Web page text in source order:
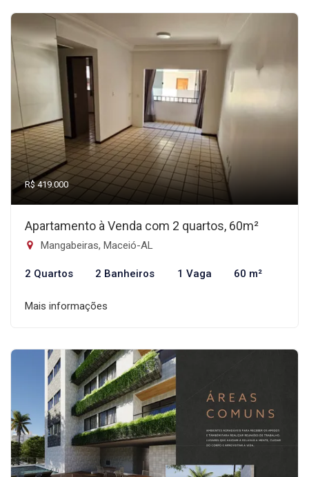
R$ 419.000
Apartamento à Venda com 2 quartos, 60m²
Mangabeiras, Maceió-AL
2 Quartos 2 Banheiros 1 Vaga 60 m²
Mais informações